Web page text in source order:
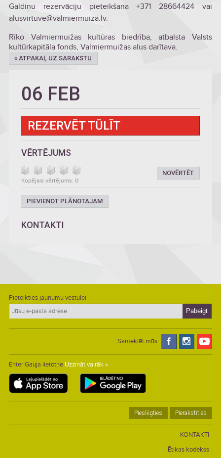
Galdiņu rezervāciju pieteikšana +371 28664424 vai
alusvirtuve@valmiermuiza.lv.
Rīko Valmiermuižas kultūras biedrība, atbalsta Valsts
kultūrkapitāla fonds, Valmiermuižas alus darītava.
« ATPAKAĻ UZ SARAKSTU
06 FEB
REZERVĒT TŪLĪT
VĒRTĒJUMS
NOVĒRTĒT
Kopējais vērtējums: 0
PIEVIENOT PLĀNOTAJAM
KONTAKTI
Pieteikties jaunumu vēstulei
Sameklēt mūs:
Enter Gauja lietotne Uzzināt vairāk »
Pieslēgties Pierakstīties
KONTAKTI
Ētikas kodekss